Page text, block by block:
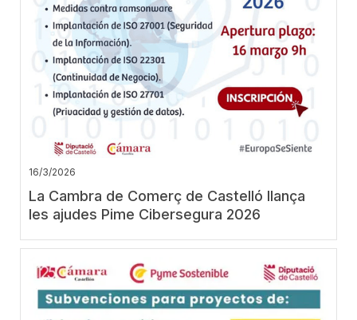
16/3/2026
La Cambra de Comerç de Castelló llança
les ajudes Pime Cibersegura 2026